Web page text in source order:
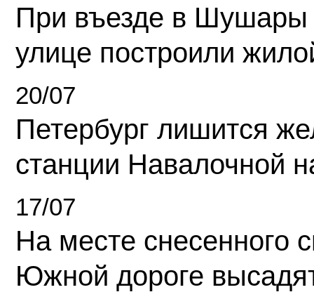
При въезде в Шушары
улице построили
20/07
Петербург лишится
станции Навалочной
17/07
На месте снесенного
Южной дороге